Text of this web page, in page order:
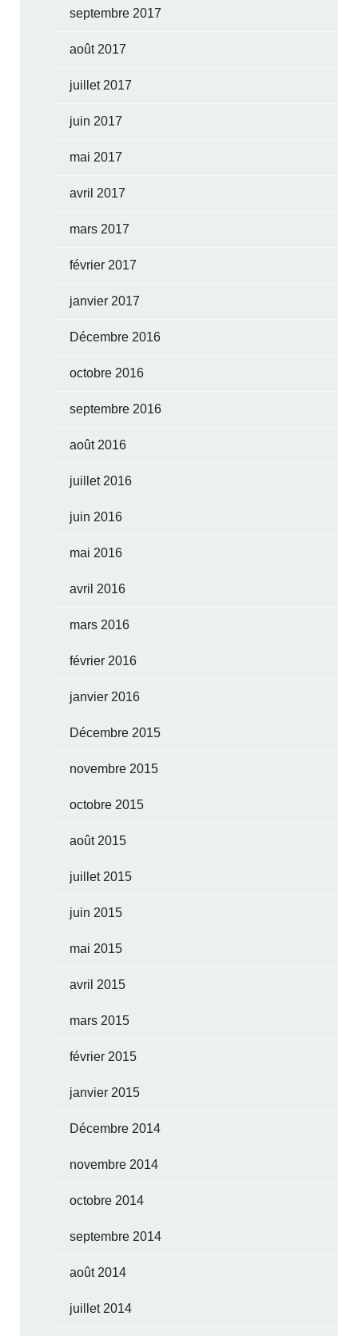
septembre 2017
août 2017
juillet 2017
juin 2017
mai 2017
avril 2017
mars 2017
février 2017
janvier 2017
Décembre 2016
octobre 2016
septembre 2016
août 2016
juillet 2016
juin 2016
mai 2016
avril 2016
mars 2016
février 2016
janvier 2016
Décembre 2015
novembre 2015
octobre 2015
août 2015
juillet 2015
juin 2015
mai 2015
avril 2015
mars 2015
février 2015
janvier 2015
Décembre 2014
novembre 2014
octobre 2014
septembre 2014
août 2014
juillet 2014